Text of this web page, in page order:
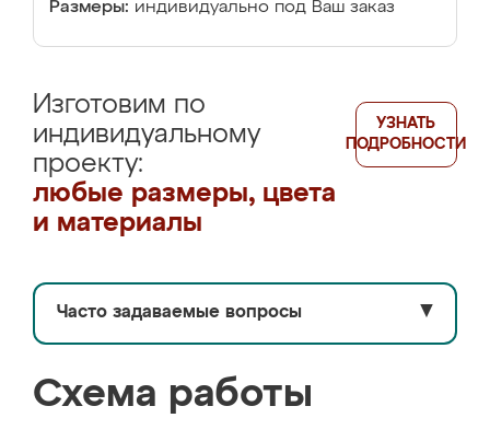
Размеры: индивидуально под Ваш заказ
Изготовим по
индивидуальному
проекту:
любые размеры, цвета
и материалы
УЗНАТЬ
ПОДРОБНОСТИ
Часто задаваемые вопросы ▼
Схема работы